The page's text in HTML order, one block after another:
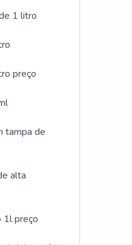
1 litro
preço
tampa de
alta
1l preço